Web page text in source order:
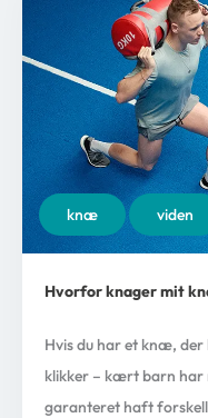
Hvorfor knager mit
Hvis du har et knæ,
klikker – kært barn har
garanteret haft
knæ viden